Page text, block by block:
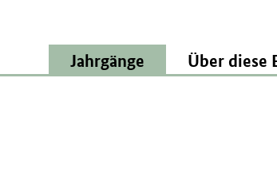
Jahrgänge Über diese